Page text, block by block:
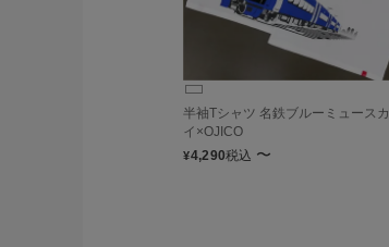
半袖Tシャツ 名鉄ブルーミュースカ
イ×OJICO
¥4,290税込 〜